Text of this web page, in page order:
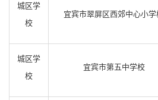
城区学
校
宜宾市翠屏区西郊中心小学
城区学
校
宜宾市第五中学校